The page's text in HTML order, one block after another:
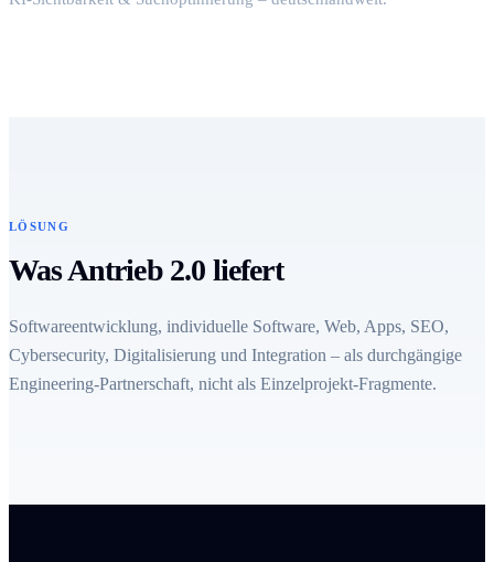
LÖSUNG
Was Antrieb 2.0 liefert
Softwareentwicklung, individuelle Software, Web, Apps, SEO,
Cybersecurity, Digitalisierung und Integration – als durchgängige
Engineering-Partnerschaft, nicht als Einzelprojekt-Fragmente.